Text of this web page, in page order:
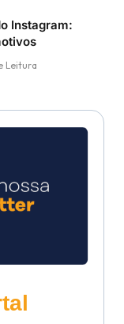
Instagram:
Leitura